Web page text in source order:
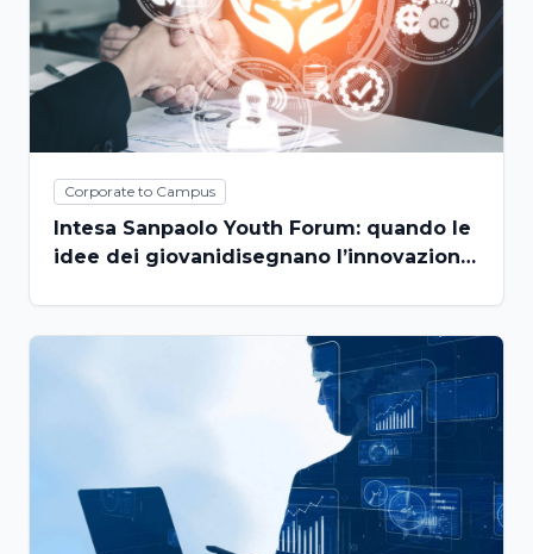
Corporate to Campus
Intesa Sanpaolo Youth Forum: quando le
idee dei giovanidisegnano l’innovazione